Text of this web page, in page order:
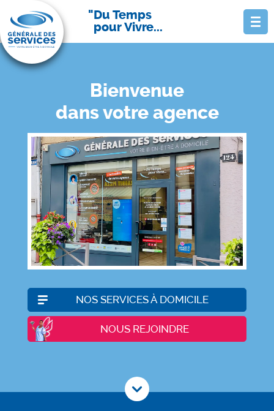
Du Temps
pour Vivre...
Bienvenue
dans votre agence
NOS SERVICES À DOMICILE
NOUS REJOINDRE